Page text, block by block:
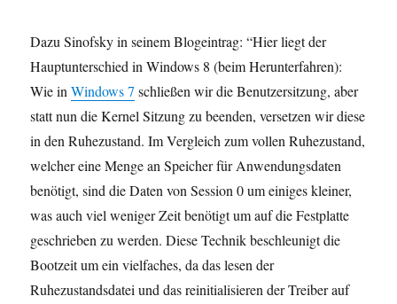
Dazu Sinofsky in seinem Blogeintrag: “Hier liegt der
Hauptunterschied in Windows 8 (beim Herunterfahren):
Wie inWindows 7 schließen wir die Benutzersitzung, aber
statt nun die Kernel Sitzung zu beenden, versetzen wir diese
in den Ruhezustand. Im Vergleich zum vollen Ruhezustand,
welcher eine Menge an Speicher für Anwendungsdaten
benötigt, sind die Daten von Session 0 um einiges kleiner,
was auch viel weniger Zeit benötigt um auf die Festplatte
geschrieben zu werden. Diese Technik beschleunigt die
Bootzeit um ein vielfaches, da das lesen der
Ruhezustandsdatei und das reinitialisieren der Treiber auf